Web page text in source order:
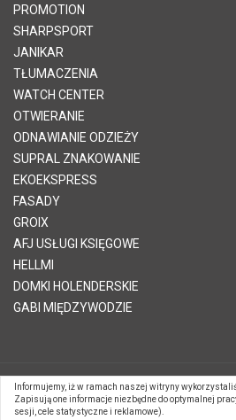
PROMOTION
SHARPSPORT
JANIKAR
TŁUMACZENIA
WATCH CENTER
OTWIERANIE
ODNAWIANIE ODZIEŻY
SUPRAL ZNAKOWANIE
EKOEKSPRESS
FASADY
GROIX
AFJ USŁUGI KSIĘGOWE
HELLMI
DOMKI HOLENDERSKIE
GABI MIĘDZYWODZIE
© 2026 Telvinet Sp. z o.o. | Kopiowanie
Systemy CMS Telvinet.pl
Informujemy, iż w ramach naszej witryny
Zapisują one informacje niezbędne do optymalnej
sesji, cele statystyczne i reklamowe).